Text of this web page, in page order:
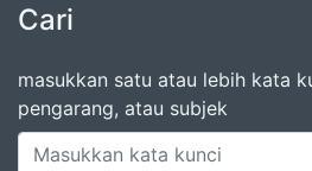
Cari
masukkan satu atau lebih kata
pengarang, atau subjek